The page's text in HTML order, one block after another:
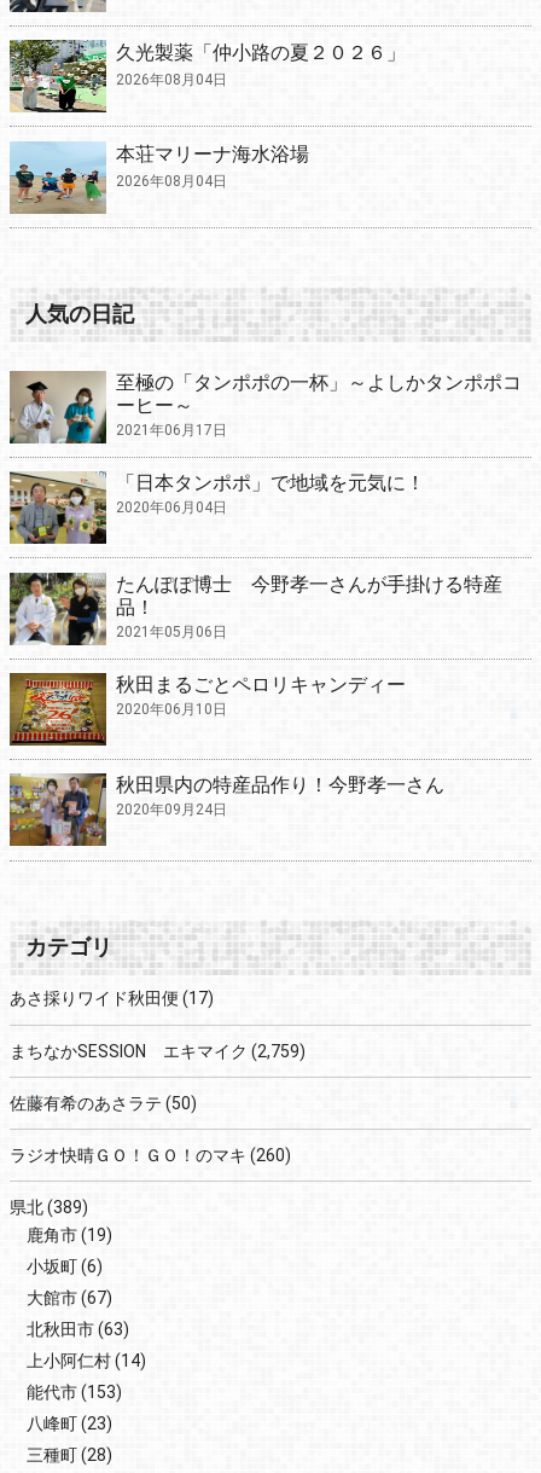
久光製薬「仲小路の夏２０２６」
2026年08月04日
本荘マリーナ海水浴場
2026年08月04日
人気の日記
至極の「タンポポの一杯」～よしかタンポポコ
ーヒー～
2021年06月17日
「日本タンポポ」で地域を元気に！
2020年06月04日
たんぽぽ博士 今野孝一さんが手掛ける特産
品！
2021年05月06日
秋田まるごとペロリキャンディー
2020年06月10日
秋田県内の特産品作り！今野孝一さん
2020年09月24日
カテゴリ
あさ採りワイド秋田便 (17)
まちなかSESSION エキマイク (2,759)
佐藤有希のあさラテ (50)
ラジオ快晴ＧＯ！ＧＯ！のマキ (260)
県北(389)
鹿角市(19)
小坂町(6)
大館市(67)
北秋田市(63)
上小阿仁村(14)
能代市(153)
八峰町(23)
三種町(28)